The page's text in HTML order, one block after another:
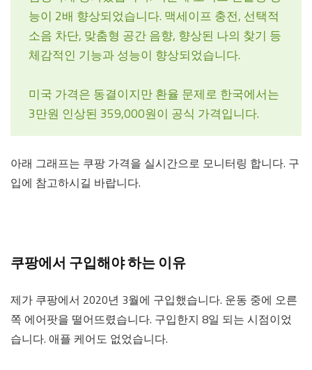
능이 2배 향상되었습니다. 맥세이프 충전, 선택적
소음 차단, 맞춤형 공간 음향, 향상된 나의 찾기 등
체감적인 기능과 성능이 향상되었습니다.
미국 가격은 동결이지만 환율 문제로 한국에서는
3만원 인상된 359,000원이 공식 가격입니다.
아래 그래프는 쿠팡 가격을 실시간으로 모니터링 합니다. 구
입에 참고하시길 바랍니다.
쿠팡에서 구입해야 하는 이유
제가 쿠팡에서 2020년 3월에 구입했습니다. 운동 중에 오른
쪽 에어팟을 떨어뜨렸습니다. 구입한지 8일 되는 시점이었
습니다. 애플 케어도 없었습니다.